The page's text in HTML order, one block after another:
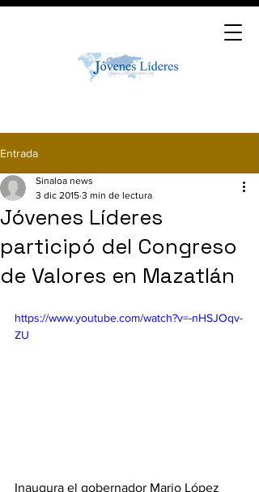
Entrada
Jóvenes Líderes
participó del Congreso
de Valores en Mazatlán
Sinaloa news
3 dic 2015 3 min de lectura
https://www.youtube.com/watch?v=-nHSJOqv-
ZU
Inaugura el gobernador Mario López